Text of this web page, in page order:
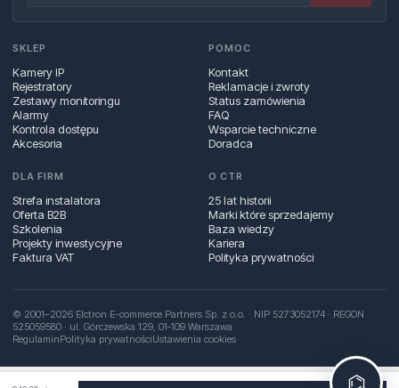
SKLEP
Kamery IP
Rejestratory
Zestawy monitoringu
Alarmy
Kontrola dostępu
Akcesoria
POMOC
Kontakt
Reklamacje i zwroty
Status zamówienia
FAQ
Wsparcie techniczne
Doradca
DLA FIRM
Strefa instalatora
Oferta B2B
Szkolenia
Projekty inwestycyjne
Faktura VAT
O CTR
25 lat historii
Marki które sprzedajemy
Baza wiedzy
Kariera
Polityka prywatności
© 2001–2026 Elctron E-commerce Partners Sp. z o.o. · NIP 5273052174 · REGON
525059580 · ul. Górczewska 129, 01‑109 Warszawa
RegulaminPolityka prywatnościUstawienia cookies
⌬